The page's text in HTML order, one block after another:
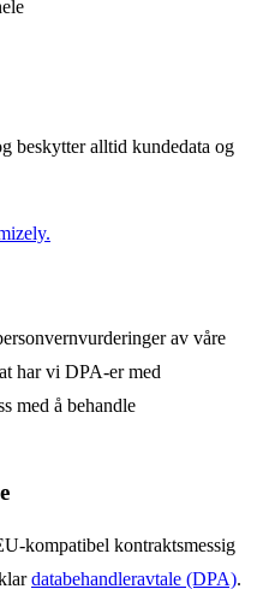
beskytter alltid kundedata og
av våre
har vi DPA-er med
med å behandle
kompatibel kontraktsmessig
databehandleravtale (DPA).